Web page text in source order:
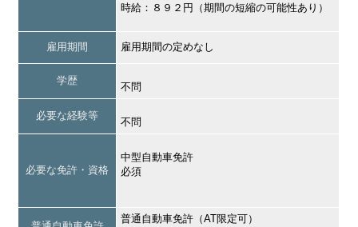
時給：８９２円（期間の短縮の可能性あり）
雇用期間 雇用期間の定めなし
学歴
不問
必要な経験等
不問
必要な免許・資格
中型自動車免許
必須
普通自動車免許（AT限定可）